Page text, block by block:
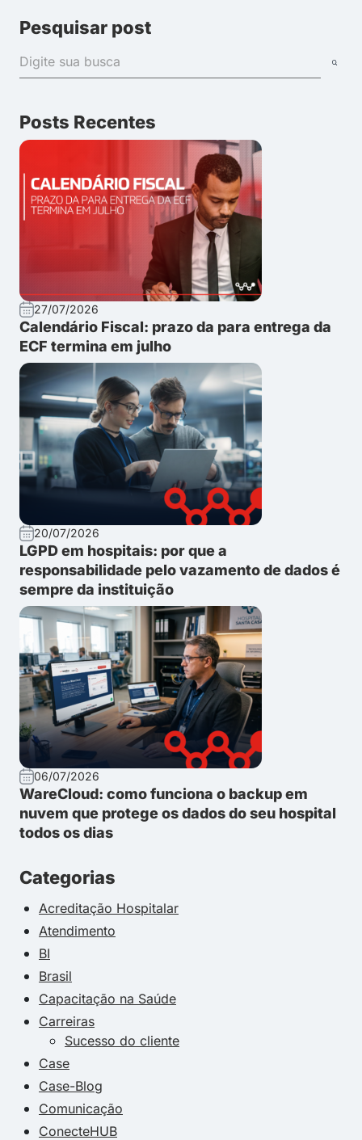
Pesquisar post
Posts Recentes
27/07/2026
Calendário Fiscal: prazo da para entrega da
ECF termina em julho
20/07/2026
LGPD em hospitais: por que a
responsabilidade pelo vazamento de dados é
sempre da instituição
06/07/2026
WareCloud: como funciona o backup em
nuvem que protege os dados do seu hospital
todos os dias
Categorias
Acreditação Hospitalar
Atendimento
BI
Brasil
Capacitação na Saúde
Carreiras
Sucesso do cliente
Case
Case-Blog
Comunicação
ConecteHUB